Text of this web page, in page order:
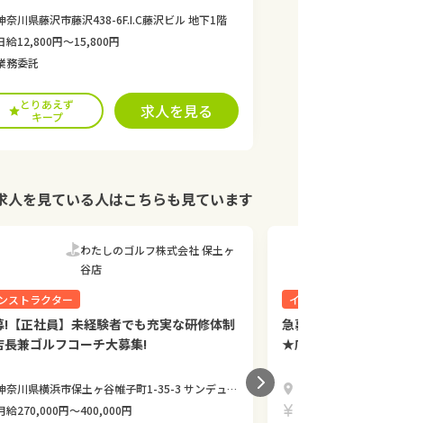
奈川県藤沢市藤沢438-6F.I.C藤沢ビル 地下1階
給12,800円〜15,800円
務委託
とりあえず
キープ
求人を見る
人を見ている人はこちらも見ています
わたしのゴルフ株式会社 保土ヶ
谷店
ストラクター
!【正社員】未経験者でも充実な研修体制
兼ゴルフコーチ大募集!
奈川県横浜市保土ヶ谷帷子町1-35-3 サンデュース保土ヶ谷1階
給270,000円〜400,000円
インストラクター
急募!【正社員】未経験
★店長兼ゴルフコーチ大